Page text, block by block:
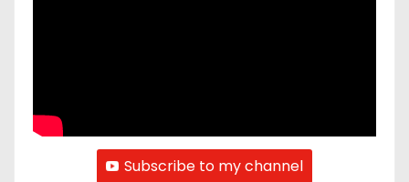
Subscribe to my channel